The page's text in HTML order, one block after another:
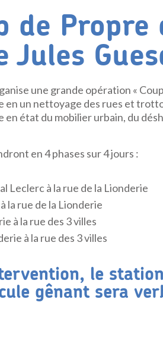
de Propre
Jules
une grande opération «
en un nettoyage des rues et
état du mobilier urbain, du
en 4 phases sur 4 jours :
Leclerc à la rue de la Lionderie
la rue de la Lionderie
à la rue des 3 villes
à la rue des 3 villes
le
gênant sera